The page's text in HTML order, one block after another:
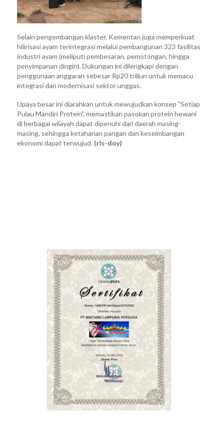
Selain pengembangan klaster, Kementan juga memperkuat
hilirisasi ayam terintegrasi melalui pembangunan 323 fasilitas
industri ayam (meliputi pembesaran, pemotongan, hingga
penyimpanan dingin). Dukungan ini dilengkapi dengan
penggunaan anggaran sebesar Rp20 triliun untuk memacu
integrasi dan modernisasi sektor unggas.
Upaya besar ini diarahkan untuk mewujudkan konsep "Setiap
Pulau Mandiri Protein", memastikan pasokan protein hewani
di berbagai wilayah dapat dipenuhi dari daerah masing-
masing, sehingga ketahanan pangan dan keseimbangan
ekonomi dapat terwujud. (rls-doy)